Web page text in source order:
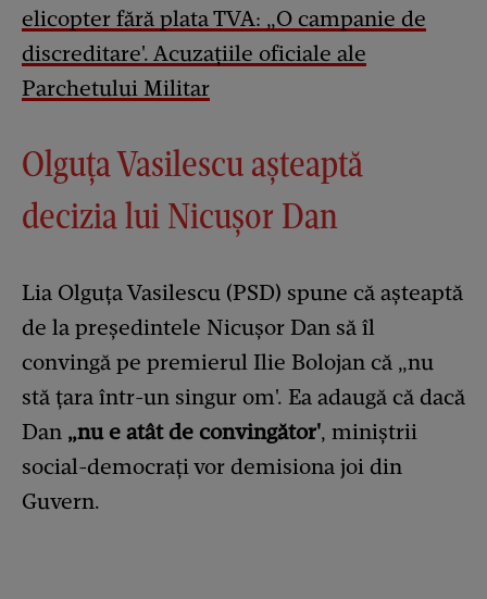
elicopter fără plata TVA: „O campanie de
discreditare'. Acuzațiile oficiale ale
Parchetului Militar
Olguţa Vasilescu așteaptă
decizia lui Nicuşor Dan
Lia Olguţa Vasilescu (PSD) spune că aşteaptă
de la preşedintele Nicuşor Dan să îl
convingă pe premierul Ilie Bolojan că „nu
stă ţara într-un singur om'. Ea adaugă că dacă
Dan „nu e atât de convingător', miniştrii
social-democrați vor demisiona joi din
Guvern.